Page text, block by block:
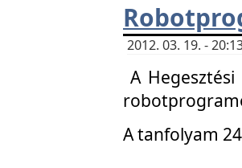
2012. 03. 19. -
A
A tanfolyam